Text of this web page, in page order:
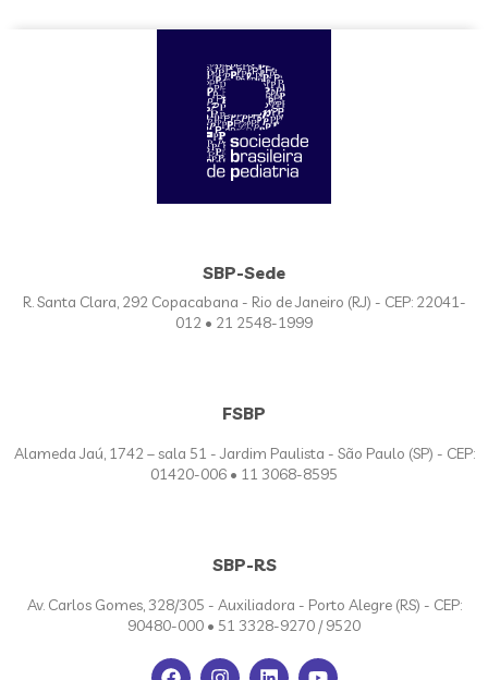
SBP-Sede
R. Santa Clara, 292 Copacabana - Rio de Janeiro (RJ) - CEP: 22041-
012 • 21 2548-1999
FSBP
Alameda Jaú, 1742 – sala 51 - Jardim Paulista - São Paulo (SP) - CEP:
01420-006 • 11 3068-8595
SBP-RS
Av. Carlos Gomes, 328/305 - Auxiliadora - Porto Alegre (RS) - CEP:
90480-000 • 51 3328-9270 / 9520